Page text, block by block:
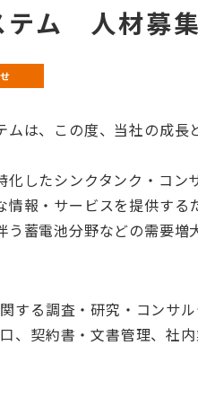
テム 人材募
は、この度、当社の成長
化したシンクタンク・コン
報・サービスを提供する
う蓄電池分野などの需要
する調査・研究・コンサ
、契約書・文書管理、社